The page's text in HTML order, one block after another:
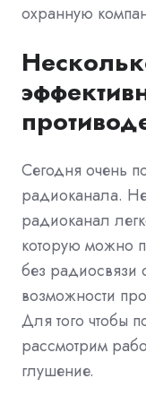
охранную
Сегодня очень
радиоканала.
радиоканал
которую можно
без радиосвязи
возможности
Для того чтобы
рассмотрим
глушение.